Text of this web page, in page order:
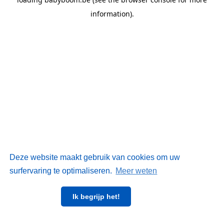
Deze website maakt gebruik van cookies om uw
surfervaring te optimaliseren. Meer weten
Ik begrijp het!
information).